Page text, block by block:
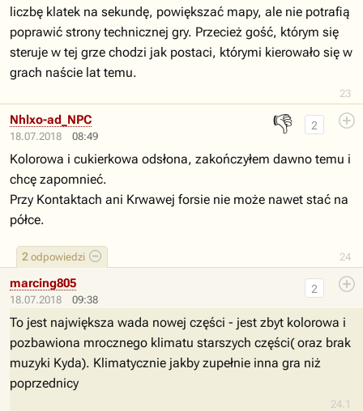
23
liczbę klatek na sekundę, powiększać mapy, ale nie potrafią
poprawić strony technicznej gry. Przecież gość, którym się
steruje w tej grze chodzi jak postaci, którymi kierowało się w
grach naście lat temu.
18.07.2018 08:49
👎
24
2
2 odpowiedzi
Nhlxo-ad_NPC
Kolorowa i cukierkowa odsłona, zakończyłem dawno temu i
chcę zapomnieć.
Przy Kontaktach ani Krwawej forsie nie może nawet stać na
półce.
18.07.2018 09:38
24.1
2
marcing805
To jest największa wada nowej części - jest zbyt kolorowa i
pozbawiona mrocznego klimatu starszych części( oraz brak
muzyki Kyda). Klimatycznie jakby zupełnie inna gra niż
poprzednicy